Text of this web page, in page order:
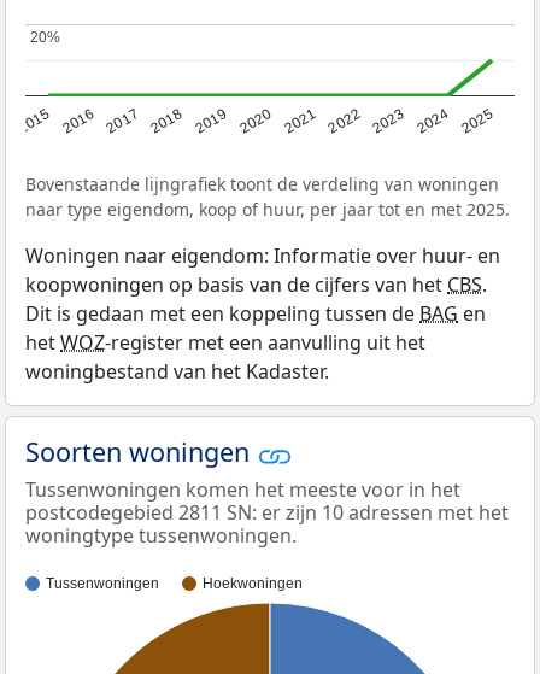
2015 2016 2017 2018 2019 2020 2021 2022 2023 2024 2025
20%
20%
Bovenstaande lijngrafiek toont de verdeling van woningen
naar type eigendom, koop of huur, per jaar tot en met 2025.
Woningen naar eigendom: Informatie over huur- en
koopwoningen op basis van de cijfers van hetCBS.
Dit is gedaan met een koppeling tussen deBAG en
hetWOZ-register met een aanvulling uit het
woningbestand van het Kadaster.
Soorten woningen
Tussenwoningen komen het meeste voor in het
postcodegebied 2811 SN: er zijn 10 adressen met het
woningtype tussenwoningen.
Tussenwoningen Hoekwoningen